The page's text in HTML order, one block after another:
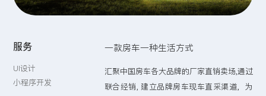
服务
UI设计
小程序开发
一款房车一种生活方式
汇聚中国房车各大品牌的厂家直销卖场,通过
联合经销, 建立品牌房车现车直采渠道，为